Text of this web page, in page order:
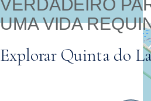
VERDADEIRO
UMA VIDA
Explorar Quinta do